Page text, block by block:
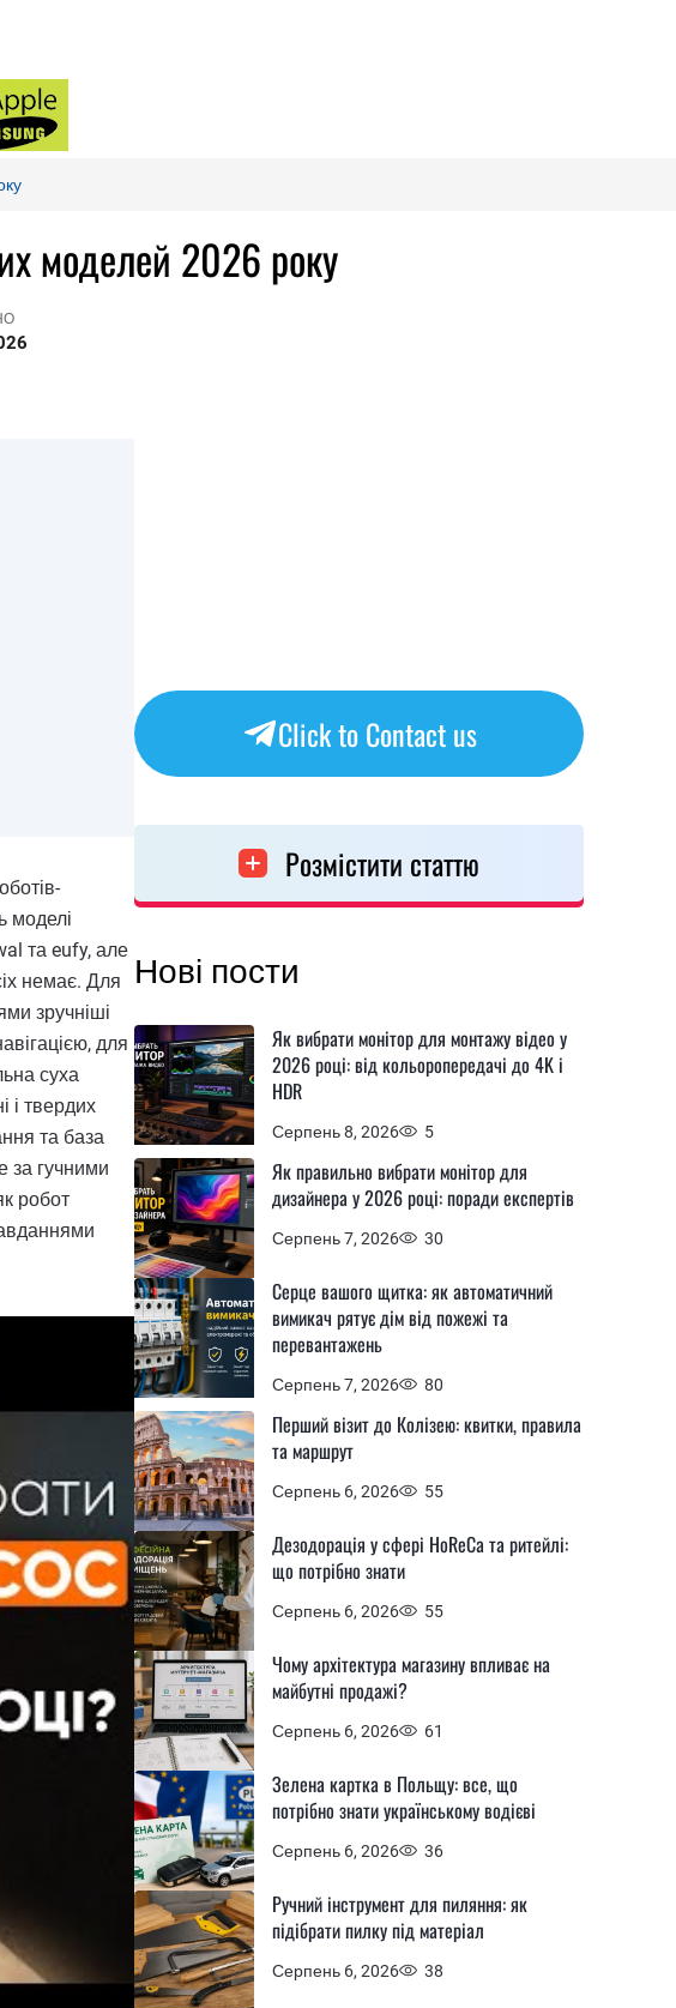
моделей 2026 року
моделі
та eufy, але
немає. Для
зручніші
для
суха
і твердих
та база
за гучними
робот
Click to Contact us
Розмістити статтю
Нові пости
Серпень 8, 2026 5
Як вибрати монітор для монтажу відео у
2026 році: від кольоропередачі до 4K і
HDR
Серпень 7, 2026 30
Як правильно вибрати монітор для
дизайнера у 2026 році: поради експертів
Серпень 7, 2026 80
Серце вашого щитка: як автоматичний
вимикач рятує дім від пожежі та
перевантажень
Серпень 6, 2026 55
Перший візит до Колізею: квитки, правила
та маршрут
Серпень 6, 2026 55
Дезодорація у сфері HoReCa та ритейлі:
що потрібно знати
Серпень 6, 2026 61
Чому архітектура магазину впливає на
майбутні продажі?
Серпень 6, 2026 36
Зелена картка в Польщу: все, що
потрібно знати українському водієві
Серпень 6, 2026 38
Ручний інструмент для пиляння: як
підібрати пилку під матеріал